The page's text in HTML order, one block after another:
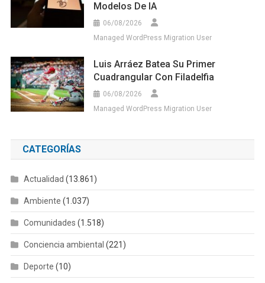
Modelos De IA
06/08/2026
Managed WordPress Migration User
Luis Arráez Batea Su Primer
Cuadrangular Con Filadelfia
06/08/2026
Managed WordPress Migration User
CATEGORÍAS
Actualidad (13.861)
Ambiente (1.037)
Comunidades (1.518)
Conciencia ambiental (221)
Deporte (10)